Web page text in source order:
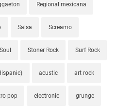
Regional mexicana
Salsa Screamo
Soul Stoner Rock Surf Rock
acustic art rock
pop electronic grunge